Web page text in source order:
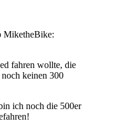
MiketheBike:
fahren wollte, die
noch keinen 300
ich noch die 500er